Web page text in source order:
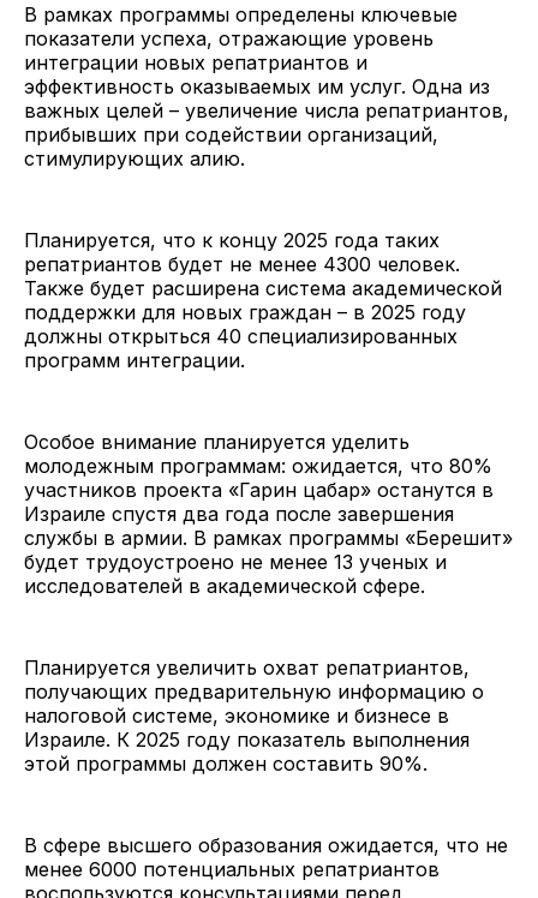
В рамках программы определены ключевые
показатели успеха, отражающие уровень
интеграции новых репатриантов и
эффективность оказываемых им услуг. Одна из
важных целей – увеличение числа репатриантов,
прибывших при содействии организаций,
стимулирующих алию.
Планируется, что к концу 2025 года таких
репатриантов будет не менее 4300 человек.
Также будет расширена система академической
поддержки для новых граждан – в 2025 году
должны открыться 40 специализированных
программ интеграции.
Особое внимание планируется уделить
молодежным программам: ожидается, что 80%
участников проекта «Гарин цабар» останутся в
Израиле спустя два года после завершения
службы в армии. В рамках программы «Берешит»
будет трудоустроено не менее 13 ученых и
исследователей в академической сфере.
Планируется увеличить охват репатриантов,
получающих предварительную информацию о
налоговой системе, экономике и бизнесе в
Израиле. К 2025 году показатель выполнения
этой программы должен составить 90%.
В сфере высшего образования ожидается, что не
менее 6000 потенциальных репатриантов
воспользуются консультациями перед